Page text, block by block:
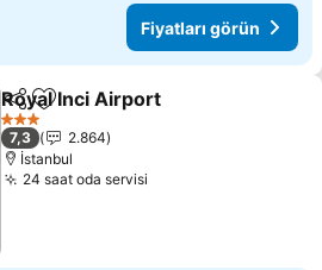
Fiyatları görün
PaylaşFavorilerime ekle
Royal Inci Airport
3 Yıldız
7,3
2.864
İstanbul
24 saat oda servisi